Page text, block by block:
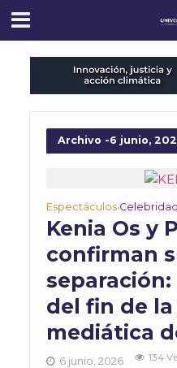
Archivo -6 junio,
Espectáculos•
Kenia Os y
confirman
del fin de
mediática
6 junio, 2026
134